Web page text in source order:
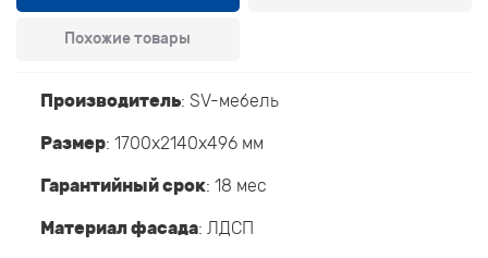
Похожие товары
Производитель: SV-мебель
Размер: 1700x2140x496 мм
Гарантийный срок: 18 мес
Материал фасада: ЛДСП